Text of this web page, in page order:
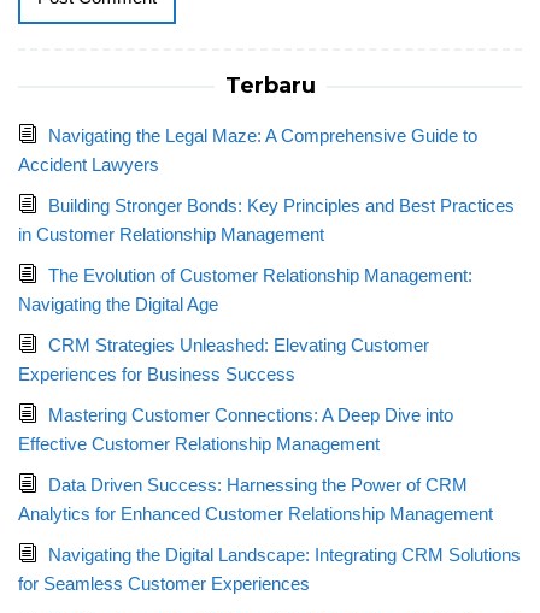
Terbaru
Navigating the Legal Maze: A Comprehensive Guide to
Accident Lawyers
Building Stronger Bonds: Key Principles and Best Practices
in Customer Relationship Management
The Evolution of Customer Relationship Management:
Navigating the Digital Age
CRM Strategies Unleashed: Elevating Customer
Experiences for Business Success
Mastering Customer Connections: A Deep Dive into
Effective Customer Relationship Management
Data Driven Success: Harnessing the Power of CRM
Analytics for Enhanced Customer Relationship Management
Navigating the Digital Landscape: Integrating CRM Solutions
for Seamless Customer Experiences